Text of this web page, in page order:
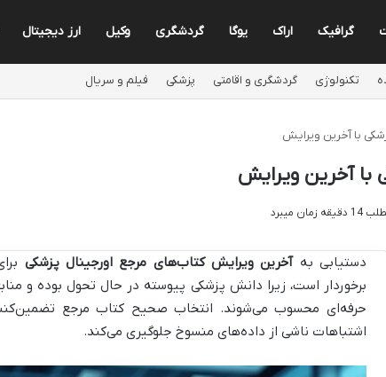
گرافیک اراک یوگا گردشگری وکیل ارز دیجیتال
تکنولوژی گردشگری و اقامتی پزشکی فیلم و سریال
با آخرین ویرایش
با آخرین ویرایش
میبرد
دستیابی بهآخرین ویرایش کتاب‌های مرجع اورجینال پزشکی
برخوردار است، زیرا دانش پزشکی پیوسته در حال تحول بوده و
حرفه‌ای محسوب می‌شوند. انتخاب صحیح کتاب مرجع
اشتباهات ناشی از داده‌های منسوخ جلوگیری می‌کند.